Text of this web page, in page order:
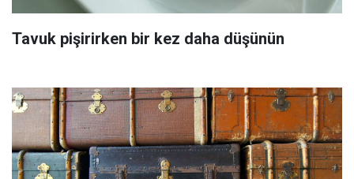
Tavuk pişirirken bir kez daha düşünün